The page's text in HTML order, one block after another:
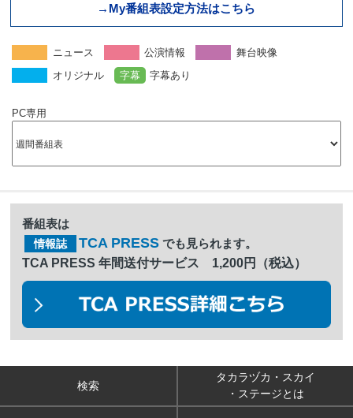
→My番組表設定方法はこちら
ニュース 公演情報
舞台映像
オリジナル
字幕 字幕あり
PC専用
番組表は
情報誌 TCA PRESS でも見られます。
TCA PRESS 年間送付サービス 1,200円（税込）
検索
タカラヅカ・スカイ
・ステージとは